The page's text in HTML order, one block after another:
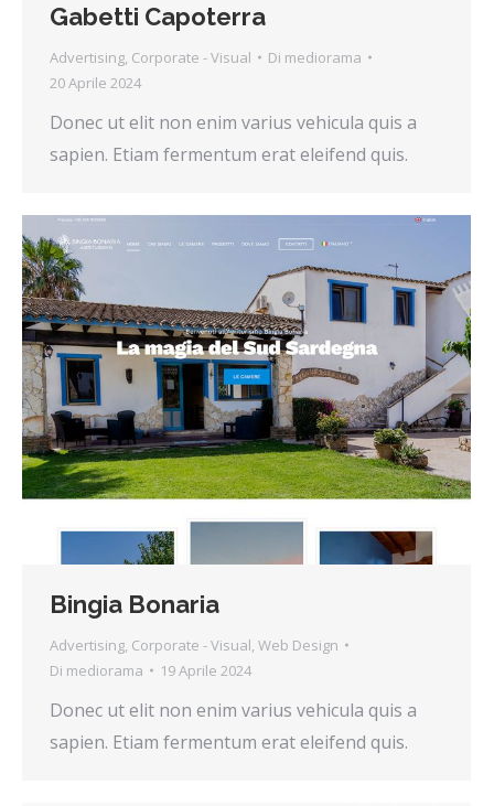
Gabetti Capoterra
Advertising, Corporate - Visual Di mediorama
20 Aprile 2024
Donec ut elit non enim varius vehicula quis a
sapien. Etiam fermentum erat eleifend quis.
Bingia Bonaria
Advertising, Corporate - Visual, Web Design
Di mediorama 19 Aprile 2024
Donec ut elit non enim varius vehicula quis a
sapien. Etiam fermentum erat eleifend quis.